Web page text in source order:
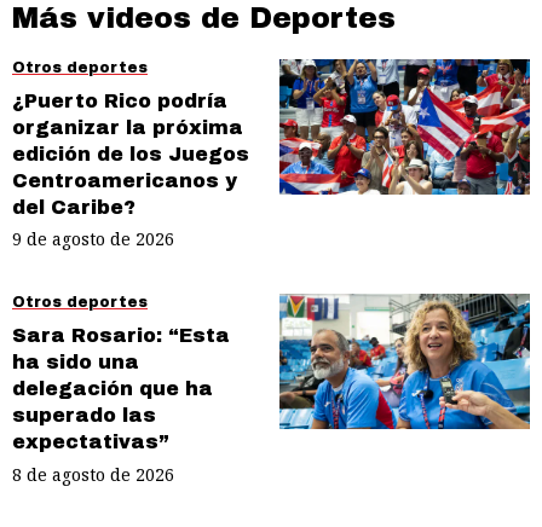
Más videos de Deportes
Otros deportes
¿Puerto Rico podría
organizar la próxima
edición de los Juegos
Centroamericanos y
del Caribe?
9 de agosto de 2026
Otros deportes
Sara Rosario: “Esta
ha sido una
delegación que ha
superado las
expectativas”
8 de agosto de 2026